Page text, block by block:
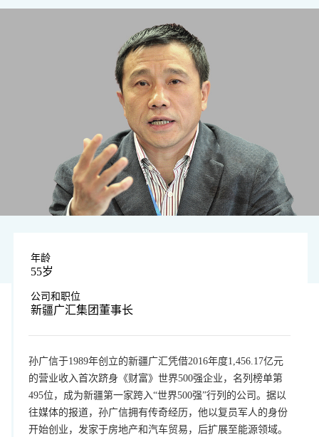
年龄
55岁
公司和职位
新疆广汇集团董事长
孙广信于1989年创立的新疆广汇凭借2016年度1,456.17亿元
的营业收入首次跻身《财富》世界500强企业，名列榜单第
495位，成为新疆第一家跨入“世界500强”行列的公司。据以
往媒体的报道，孙广信拥有传奇经历，他以复员军人的身份
开始创业，发家于房地产和汽车贸易，后扩展至能源领域。